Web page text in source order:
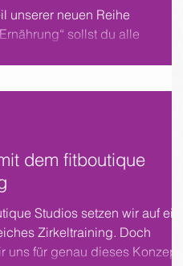
unserer neuen Reihe
sollst du alle
dem fitboutique
Studios setzen wir auf ein
Zirkeltraining. Doch
uns für genau dieses Konzept...